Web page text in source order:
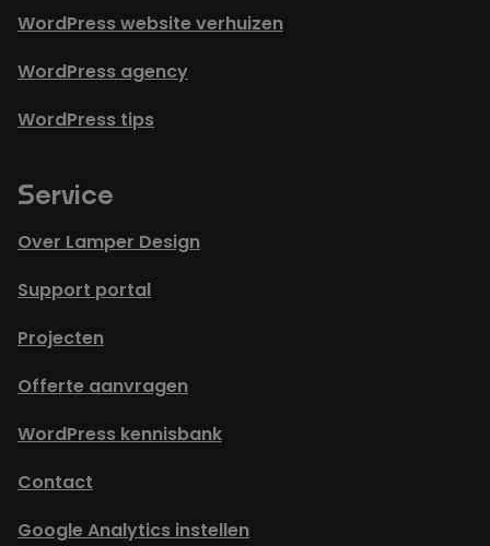
WordPress website verhuizen
WordPress agency
WordPress tips
Service
Over Lamper Design
Support portal
Projecten
Offerte aanvragen
WordPress kennisbank
Contact
Google Analytics instellen